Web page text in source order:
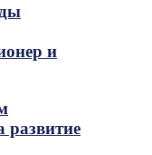
и
развитие